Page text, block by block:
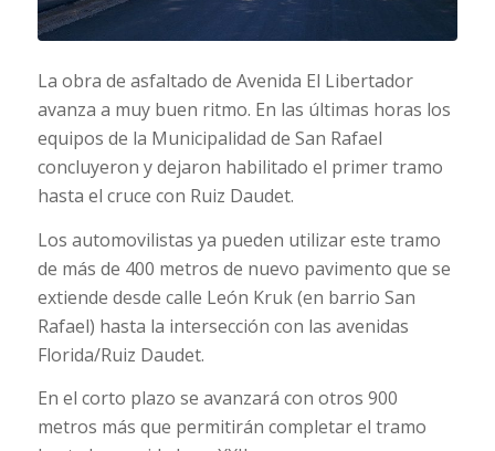
La obra de asfaltado de Avenida El Libertador
avanza a muy buen ritmo. En las últimas horas los
equipos de la Municipalidad de San Rafael
concluyeron y dejaron habilitado el primer tramo
hasta el cruce con Ruiz Daudet.
Los automovilistas ya pueden utilizar este tramo
de más de 400 metros de nuevo pavimento que se
extiende desde calle León Kruk (en barrio San
Rafael) hasta la intersección con las avenidas
Florida/Ruiz Daudet.
En el corto plazo se avanzará con otros 900
metros más que permitirán completar el tramo